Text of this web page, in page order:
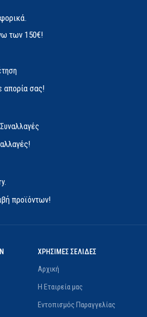
των 150€!
απορία σας!
προϊόντων!
ΧΡΗΣΙΜΕΣ ΣΕΛΙΔΕΣ
Αρχική
Η Εταιρεία μας
Εντοπισμός Παραγγελίας